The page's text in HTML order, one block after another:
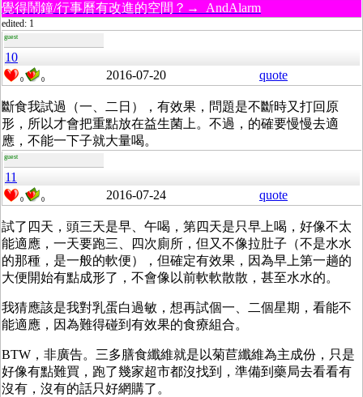
覺得鬧鐘/行事曆有改進的空間？→ AndAlarm
edited: 1
guest
10
0 0 2016-07-20 quote
斷食我試過（一、二日），有效果，問題是不斷時又打回原
形，所以才會把重點放在益生菌上。不過，的確要慢慢去適
應，不能一下子就大量喝。
guest
11
0 0 2016-07-24 quote
試了四天，頭三天是早、午喝，第四天是只早上喝，好像不太
能適應，一天要跑三、四次廁所，但又不像拉肚子（不是水水
的那種，是一般的軟便），但確定有效果，因為早上第一趟的
大便開始有點成形了，不會像以前軟軟散散，甚至水水的。
我猜應該是我對乳蛋白過敏，想再試個一、二個星期，看能不
能適應，因為難得碰到有效果的食療組合。
BTW，非廣告。三多膳食纖維就是以菊苣纖維為主成份，只是
好像有點難買，跑了幾家超市都沒找到，準備到藥局去看看有
沒有，沒有的話只好網購了。